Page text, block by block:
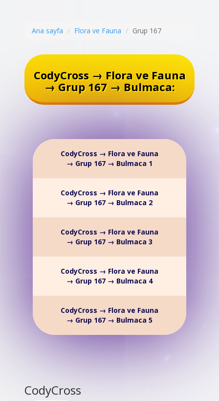
Ana sayfa Flora ve Fauna Grup 167
CodyCross → Flora ve Fauna
→ Grup 167 → Bulmaca:
CodyCross → Flora ve Fauna
→ Grup 167 → Bulmaca 1
CodyCross → Flora ve Fauna
→ Grup 167 → Bulmaca 2
CodyCross → Flora ve Fauna
→ Grup 167 → Bulmaca 3
CodyCross → Flora ve Fauna
→ Grup 167 → Bulmaca 4
CodyCross → Flora ve Fauna
→ Grup 167 → Bulmaca 5
CodyCross